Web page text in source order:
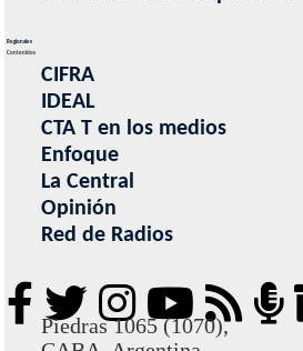
Regionales
Contenidos
CIFRA
IDEAL
CTA T en los medios
Enfoque
La Central
Opinión
Red de Radios
Piedras 1065 (1070),